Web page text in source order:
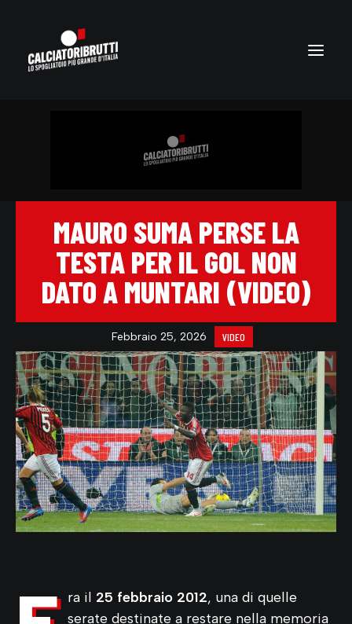
MAURO SUMA PERSE LA
TESTA PER IL GOL NON
DATO A MUNTARI (VIDEO)
Febbraio 25, 2026 VIDEO
ra il 25 febbraio 2012, una di quelle
serate destinate a restare nella memoria